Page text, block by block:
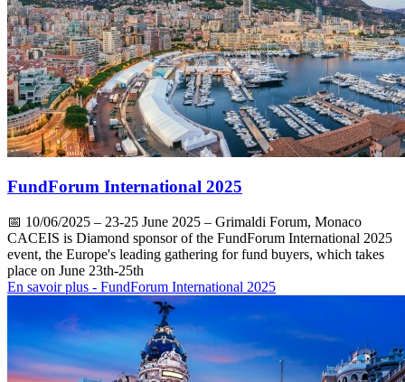
FundForum International 2025
📅 10/06/2025 – 23-25 June 2025 – Grimaldi Forum, Monaco
CACEIS is Diamond sponsor of the FundForum International 2025
event, the Europe's leading gathering for fund buyers, which takes
place on June 23th-25th
En savoir plus - FundForum International 2025